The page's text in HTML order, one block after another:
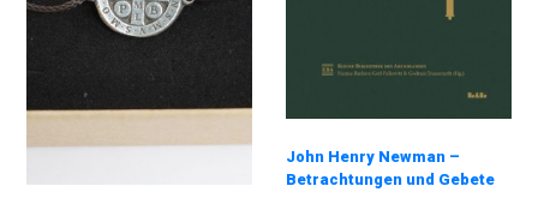
John Henry Newman –
Betrachtungen und Gebete